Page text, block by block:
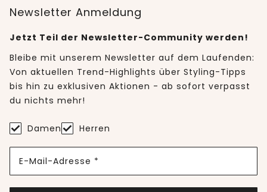
Newsletter Anmeldung
Jetzt Teil der Newsletter-Community werden!
Bleibe mit unserem Newsletter auf dem Laufenden:
Von aktuellen Trend-Highlights über Styling-Tipps
bis hin zu exklusiven Aktionen - ab sofort verpasst
du nichts mehr!
Damen Herren
E-Mail-Adresse *